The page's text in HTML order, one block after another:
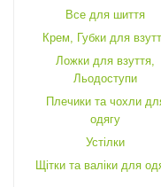
Все для шиття
Крем, Губки для
Ложки для взуття,
Льодоступи
Плечики та чохли
одягу
Устілки
Щітки та валіки для